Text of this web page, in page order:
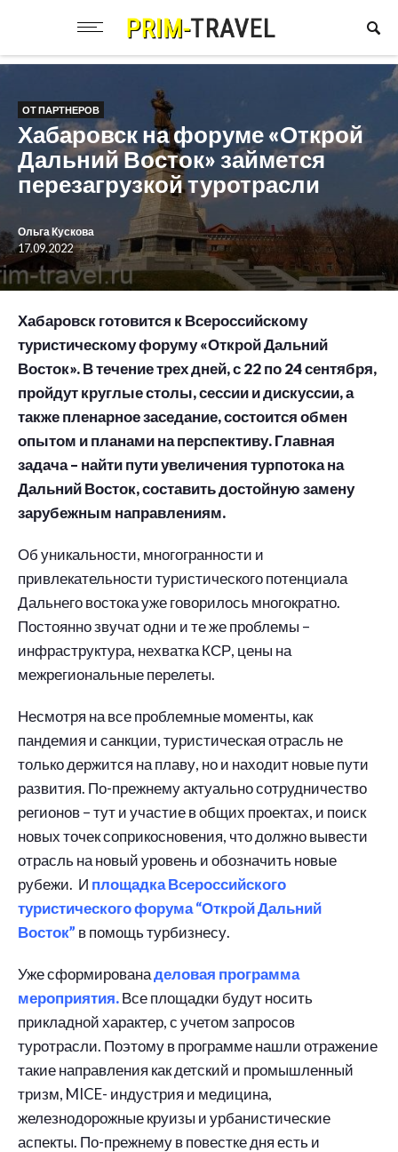
ОТ ПАРТНЕРОВ
Хабаровск на форуме «Открой
Дальний Восток» займется
перезагрузкой туротрасли
Ольга Кускова
17.09.2022
Хабаровск готовится к Всероссийскому
туристическому форуму «Открой Дальний
Восток». В течение трех дней, с 22 по 24 сентября,
пройдут круглые столы, сессии и дискуссии, а
также пленарное заседание, состоится обмен
опытом и планами на перспективу. Главная
задача – найти пути увеличения турпотока на
Дальний Восток, составить достойную замену
зарубежным направлениям.
Об уникальности, многогранности и
привлекательности туристического потенциала
Дальнего востока уже говорилось многократно.
Постоянно звучат одни и те же проблемы –
инфраструктура, нехватка КСР, цены на
межрегиональные перелеты.
Несмотря на все проблемные моменты, как
пандемия и санкции, туристическая отрасль не
только держится на плаву, но и находит новые пути
развития. По-прежнему актуально сотрудничество
регионов – тут и участие в общих проектах, и поиск
новых точек соприкосновения, что должно вывести
отрасль на новый уровень и обозначить новые
рубежи. И площадка Всероссийского
туристического форума “Открой Дальний
Восток” в помощь турбизнесу.
Уже сформированаделовая программа
мероприятия.Все площадки будут носить
прикладной характер, с учетом запросов
туротрасли. Поэтому в программе нашли отражение
такие направления как детский и промышленный
тризм, MICE- индустрия и медицина,
железнодорожные круизы и урбанистические
аспекты. По-прежнему в повестке дня есть и